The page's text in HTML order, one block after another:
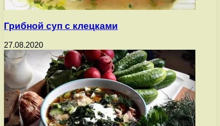
Грибной суп с клецками
27.08.2020